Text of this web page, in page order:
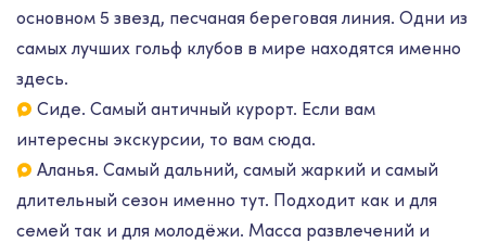
основном 5 звезд, песчаная береговая линия. Одни из
самых лучших гольф клубов в мире находятся именно
здесь.⠀
Сиде. Самый античный курорт. Если вам
интересны экскурсии, то вам сюда.
Аланья. Самый дальний, самый жаркий и самый
длительный сезон именно тут. Подходит как и для
семей так и для молодёжи. Масса развлечений и